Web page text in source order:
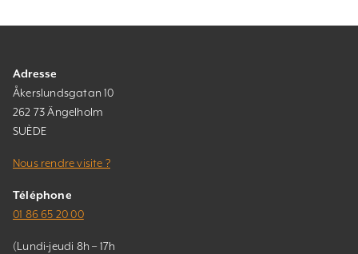
Adresse
Åkerslundsgatan 10
262 73 Ängelholm
SUÈDE
Nous rendre visite ?
Téléphone
01 86 65 20 00
(Lundi-jeudi 8h – 17h